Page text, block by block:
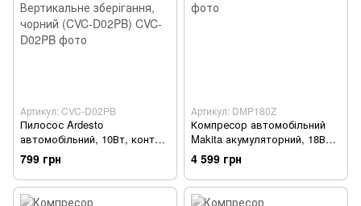
Артикул: CVC-D02PB
Пилосос Ardesto
автомобільний, 10Вт, конт
пил -0.15л, автон. робота до
12хв, HEPA, Вертикальне
зберігання, чорний (CVC-
D02PB)
799 грн
Артикул: DMP180Z
Компресор автомобільний
Makita акумуляторний, 18В
LXT, SOLO (DMP180Z)
4 599 грн